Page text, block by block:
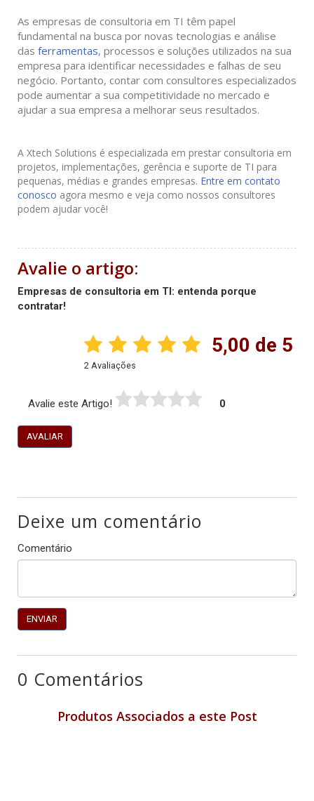
As empresas de consultoria em TI têm papel
fundamental na busca por novas tecnologias e análise
das ferramentas, processos e soluções utilizados na sua
empresa para identificar necessidades e falhas de seu
negócio. Portanto, contar com consultores especializados
pode aumentar a sua competitividade no mercado e
ajudar a sua empresa a melhorar seus resultados.
A Xtech Solutions é especializada em prestar consultoria em
projetos, implementações, gerência e suporte de TI para
pequenas, médias e grandes empresas. Entre em contato
conosco agora mesmo e veja como nossos consultores
podem ajudar você!
Avalie o artigo:
Empresas de consultoria em TI: entenda porque
contratar!
5,00 de 5
2 Avaliações
Avalie este Artigo! 0
AVALIAR
Deixe um comentário
Comentário
0 Comentários
Produtos Associados a este Post